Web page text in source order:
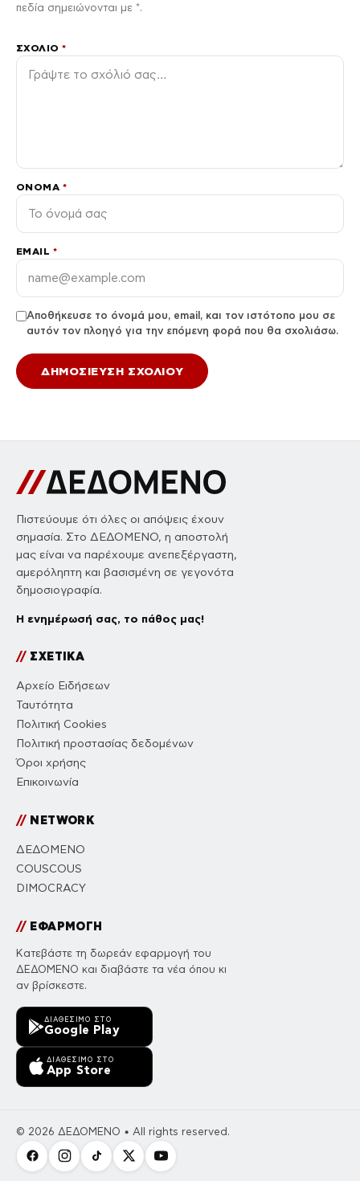
πεδία σημειώνονται με *.
ΣΧΌΛΙΟ*
ΌΝΟΜΑ *
EMAIL *
Αποθήκευσε το όνομά μου, email, και τον ιστότοπο μου σε
αυτόν τον πλοηγό για την επόμενη φορά που θα σχολιάσω.
Πιστεύουμε ότι όλες οι απόψεις έχουν
σημασία. Στο ΔΕΔΟΜΕΝΟ, η αποστολή
μας είναι να παρέχουμε ανεπεξέργαστη,
αμερόληπτη και βασισμένη σε γεγονότα
δημοσιογραφία.
Η ενημέρωσή σας, το πάθος μας!
//ΣΧΕΤΙΚΑ
Αρχείο Ειδήσεων
Ταυτότητα
Πολιτική Cookies
Πολιτική προστασίας δεδομένων
Όροι χρήσης
Επικοινωνία
//NETWORK
ΔΕΔΟΜΕΝΟ
COUSCOUS
DIMOCRACY
//ΕΦΑΡΜΟΓΗ
Κατεβάστε τη δωρεάν εφαρμογή του
ΔΕΔΟΜΕΝΟ και διαβάστε τα νέα όπου κι
αν βρίσκεστε.
ΔΙΑΘΈΣΙΜΟ ΣΤΟ
Google Play
ΔΙΑΘΈΣΙΜΟ ΣΤΟ
App Store
© 2026 ΔΕΔΟΜΕΝΟ • All rights reserved.